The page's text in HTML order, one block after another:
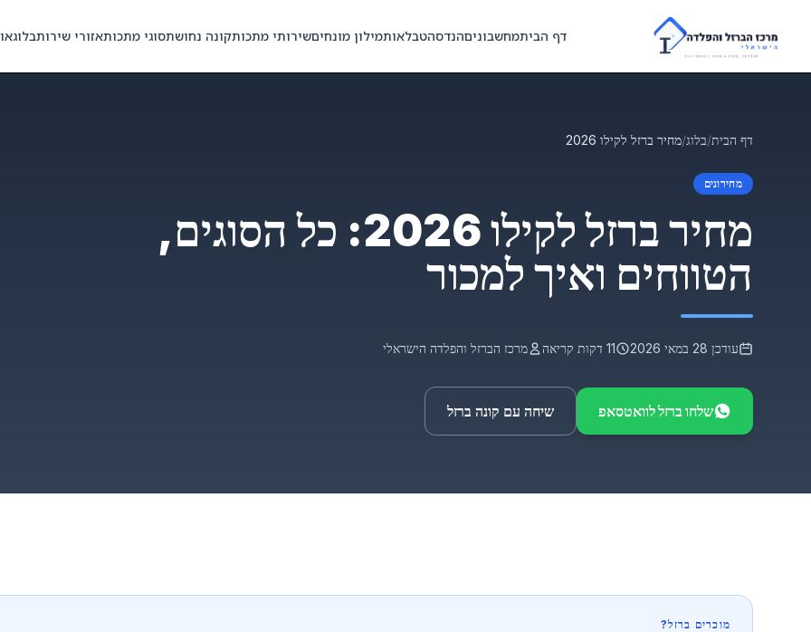
Skip to main content
דף הביתמחשבוניםהנדסהטבלאותמילון מונחיםשירותי מתכותקונה נחושתסוגי מתכותאזורי שירותבלוג
דף הבית/בלוג/מחיר ברזל לקילו 2026
מחירונים
מחיר ברזל לקילו 2026: כל הסוגים,
הטווחים ואיך למכור
עודכן 28 במאי 2026 11 דקות קריאה מרכז הברזל והפלדה הישראלי
שלחו ברזל לוואטסאפ שיחה עם קונה ברזל
מוכרים ברזל?